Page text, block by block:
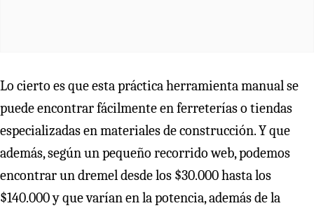
Lo cierto es que esta práctica herramienta manual se
puede encontrar fácilmente en ferreterías o tiendas
especializadas en materiales de construcción. Y que
además, según un pequeño recorrido web, podemos
encontrar un dremel desde los $30.000 hasta los
$140.000 y que varían en la potencia, además de la